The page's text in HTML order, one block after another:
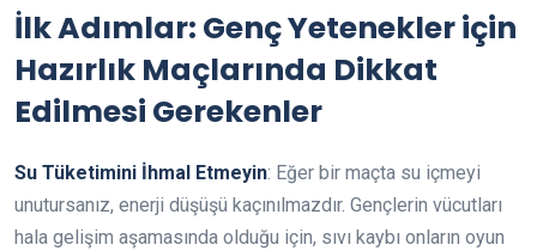
İlk Adımlar: Genç Yetenekler için
Hazırlık Maçlarında Dikkat
Edilmesi Gerekenler
Su Tüketimini İhmal Etmeyin: Eğer bir maçta su içmeyi
unutursanız, enerji düşüşü kaçınılmazdır. Gençlerin vücutları
hala gelişim aşamasında olduğu için, sıvı kaybı onların oyun